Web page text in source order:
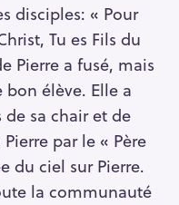
disciples: « Pour
Tu es Fils du
Pierre a fusé, mais
bon élève. Elle a
sa chair et de
par le « Père
du ciel sur Pierre.
la communauté